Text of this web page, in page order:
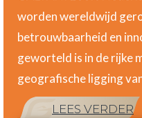
worden wereldwijd
betrouwbaarheid en
geworteld is in de rijke
geografische ligging
LEES VERDER